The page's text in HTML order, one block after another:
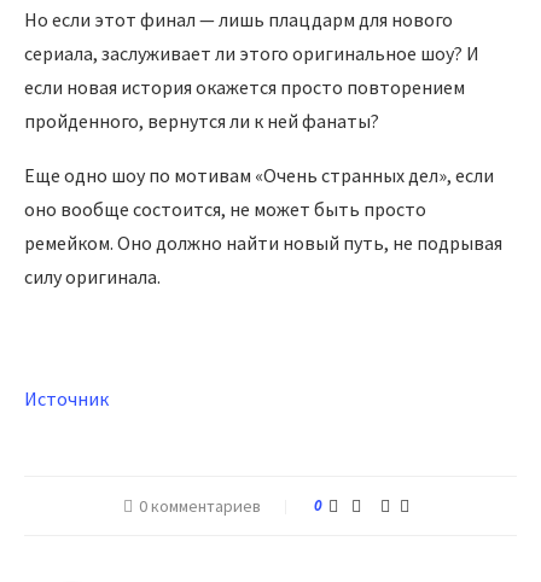
Но если этот финал — лишь плацдарм для нового
сериала, заслуживает ли этого оригинальное шоу? И
если новая история окажется просто повторением
пройденного, вернутся ли к ней фанаты?
Еще одно шоу по мотивам «Очень странных дел», если
оно вообще состоится, не может быть просто
ремейком. Оно должно найти новый путь, не подрывая
силу оригинала.
Источник
0 комментариев 0